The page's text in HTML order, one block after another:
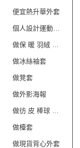
便宜熱升華外套
做冰絲袖套
做凳套
做外影海報
做檯套
做現貨背心外套